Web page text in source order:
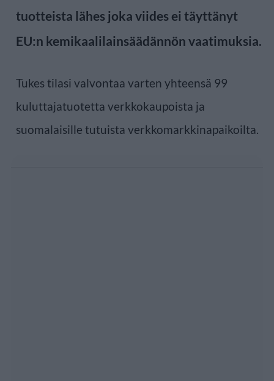
tuotteista lähes joka viides ei täyttänyt
EU:n kemikaalilainsäädännön vaatimuksia.
Tukes tilasi valvontaa varten yhteensä 99
kuluttajatuotetta verkkokaupoista ja
suomalaisille tutuista verkkomarkkinapaikoilta.